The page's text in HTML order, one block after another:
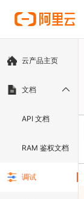
云产品主页
文档
API 文档
RAM 鉴权文档
调试